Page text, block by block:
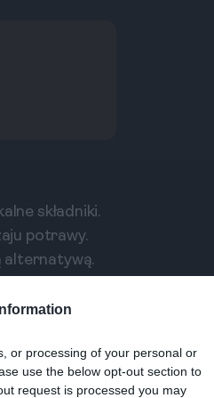
or processing of your personal or
use the below opt-out section to
request is processed you may
składniki.
potrawy.
alternatywą.